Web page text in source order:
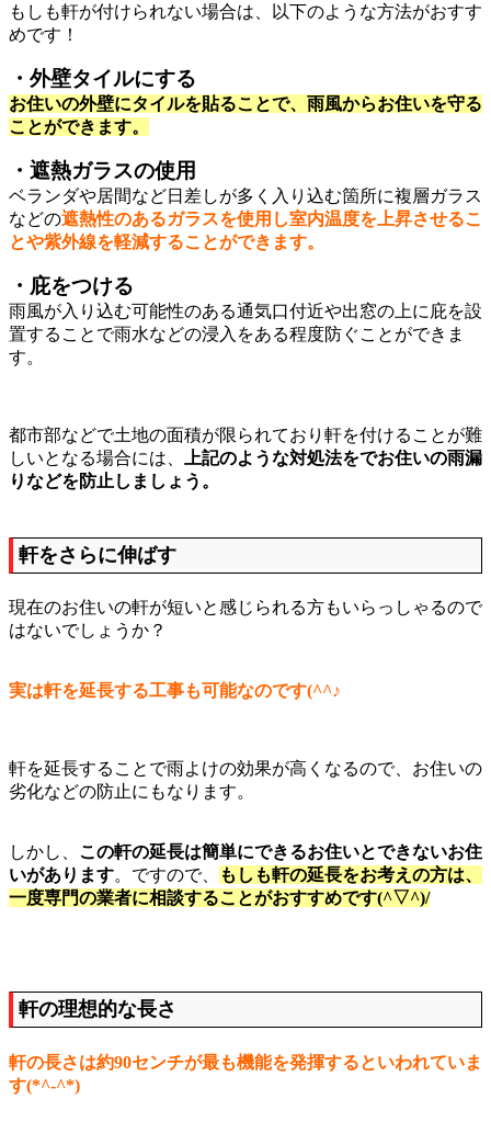
もしも軒が付けられない場合は、以下のような方法がおすす
めです！
・外壁タイルにする
お住いの外壁にタイルを貼ることで、雨風からお住いを守る
ことができます。
・遮熱ガラスの使用
ベランダや居間など日差しが多く入り込む箇所に複層ガラス
などの遮熱性のあるガラスを使用し室内温度を上昇させるこ
とや紫外線を軽減することができます。
・庇をつける
雨風が入り込む可能性のある通気口付近や出窓の上に庇を設
置することで雨水などの浸入をある程度防ぐことができま
す。
都市部などで土地の面積が限られており軒を付けることが難
しいとなる場合には、
上記のような対処法をでお住いの雨漏
りなどを防止しましょう。
軒をさらに伸ばす
現在のお住いの軒が短いと感じられる方もいらっしゃるので
はないでしょうか？
実は軒を延長する工事も可能なのです(^^♪
軒を延長することで雨よけの効果が高くなるので、お住いの
劣化などの防止にもなります。
しかし、 この軒の延長は簡単にできるお住いとできないお住
いがあります。ですので、
もしも軒の延長をお考えの方は、
一度専門の業者に相談することがおすすめです(^▽^)/
軒の理想的な長さ
軒の長さは約90センチが最も機能を発揮するといわれていま
す(*^-^*)